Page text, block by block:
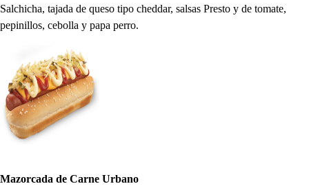
Salchicha, tajada de queso tipo cheddar, salsas Presto y de tomate,
pepinillos, cebolla y papa perro.
Mazorcada de Carne Urbano